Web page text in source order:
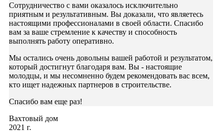
Сотрудничество с вами оказалось исключительно
приятным и результативным. Вы доказали, что являетесь
настоящими профессионалами в своей области. Спасибо
вам за ваше стремление к качеству и способность
выполнять работу оперативно.
Мы остались очень довольны вашей работой и результатом,
который достигнут благодаря вам. Вы - настоящие
молодцы, и мы несомненно будем рекомендовать вас всем,
кто ищет надежных партнеров в строительстве.
Спасибо вам еще раз!
Вахтовый дом
2021 г.